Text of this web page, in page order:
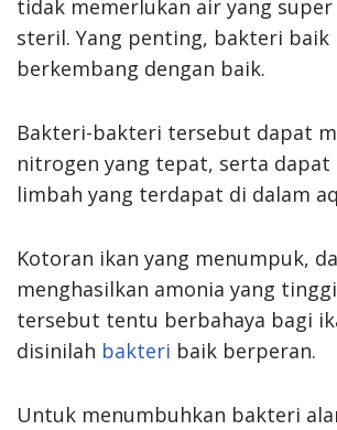
tidak memerlukan air yang
steril. Yang penting, bakteri baik
berkembang dengan baik.
Bakteri-bakteri tersebut dapat
nitrogen yang tepat, serta dapat
limbah yang terdapat di dalam
Kotoran ikan yang menumpuk,
menghasilkan amonia yang
tersebut tentu berbahaya bagi
disinilah bakteri baik berperan.
Untuk menumbuhkan bakteri